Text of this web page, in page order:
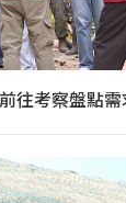
往考察盤點需